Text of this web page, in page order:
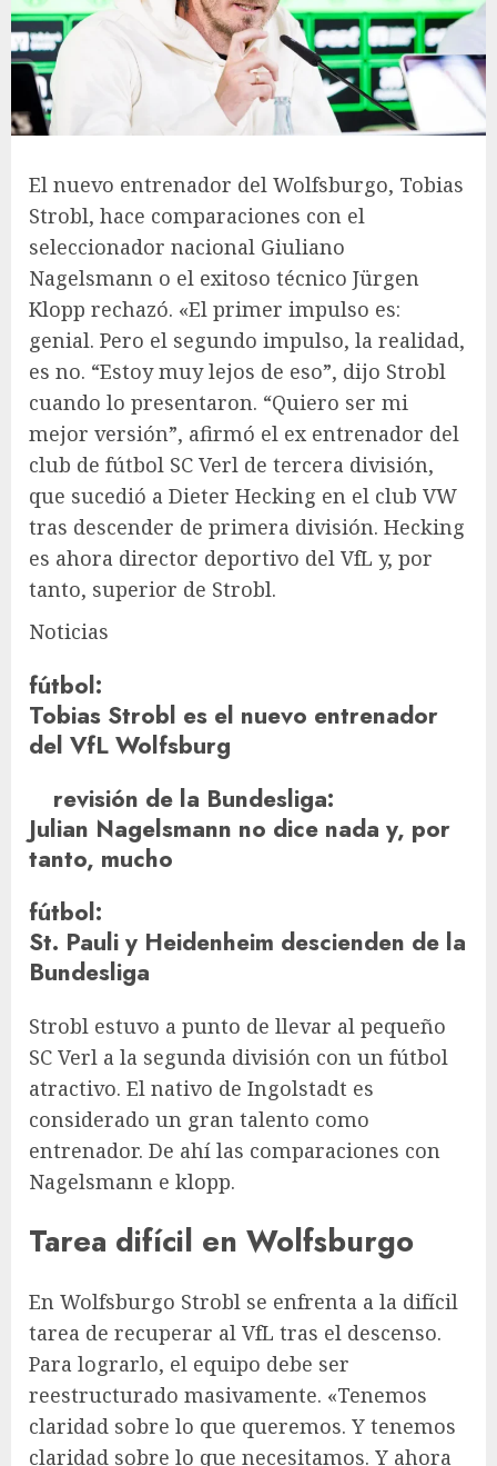
El nuevo entrenador del Wolfsburgo, Tobias
Strobl, hace comparaciones con el
seleccionador nacional Giuliano
Nagelsmann o el exitoso técnico Jürgen
Klopp rechazó. «El primer impulso es:
genial. Pero el segundo impulso, la realidad,
es no. “Estoy muy lejos de eso”, dijo Strobl
cuando lo presentaron. “Quiero ser mi
mejor versión”, afirmó el ex entrenador del
club de fútbol SC Verl de tercera división,
que sucedió a Dieter Hecking en el club VW
tras descender de primera división. Hecking
es ahora director deportivo del VfL y, por
tanto, superior de Strobl.
Noticias
fútbol:
Tobias Strobl es el nuevo entrenador
del VfL Wolfsburg
revisión de la Bundesliga:
Julian Nagelsmann no dice nada y, por
tanto, mucho
fútbol:
St. Pauli y Heidenheim descienden de la
Bundesliga
Strobl estuvo a punto de llevar al pequeño
SC Verl a la segunda división con un fútbol
atractivo. El nativo de Ingolstadt es
considerado un gran talento como
entrenador. De ahí las comparaciones con
Nagelsmann e klopp.
Tarea difícil en Wolfsburgo
En Wolfsburgo Strobl se enfrenta a la difícil
tarea de recuperar al VfL tras el descenso.
Para lograrlo, el equipo debe ser
reestructurado masivamente. «Tenemos
claridad sobre lo que queremos. Y tenemos
claridad sobre lo que necesitamos. Y ahora